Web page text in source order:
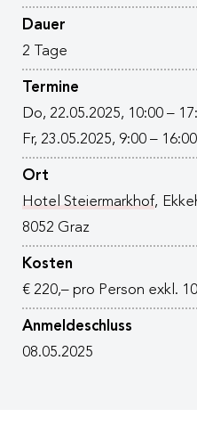
Dauer
2 Tage
Termine
Do, 22.05.2025, 10:00 –
Fr, 23.05.2025, 9:00 –
Ort
Hotel Steiermarkhof,
8052 Graz
Kosten
€ 220,– pro Person exkl.
Anmeldeschluss
08.05.2025